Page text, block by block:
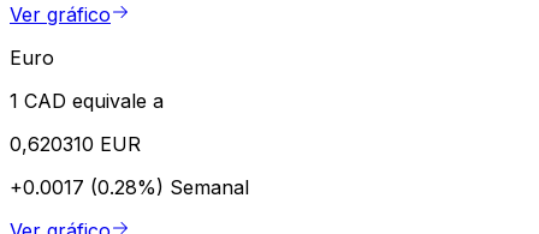
Ver gráfico
Euro
1 CAD equivale a
0,620310 EUR
+0.0017 (0.28%) Semanal